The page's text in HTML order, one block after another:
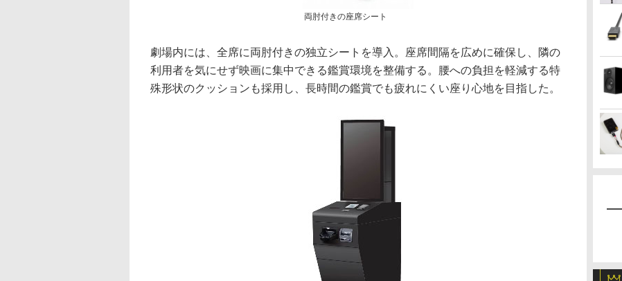
両肘付きの座席シート
劇場内には、全席に両肘付きの独立シートを導入。座席間隔を広めに確保し、隣の
利用者を気にせず映画に集中できる鑑賞環境を整備する。腰への負担を軽減する特
殊形状のクッションも採用し、長時間の鑑賞でも疲れにくい座り心地を目指した。